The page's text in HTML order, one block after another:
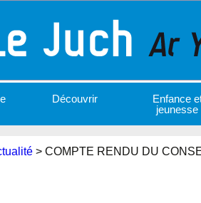
Découvrir
Enfance
jeunesse
> COMPTE RENDU DU